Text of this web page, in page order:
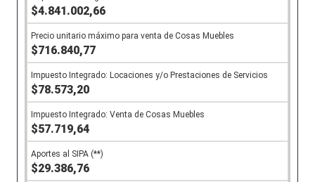
$4.841.002,66
$716.840,77
$78.573,20
$57.719,64
$29.386,76